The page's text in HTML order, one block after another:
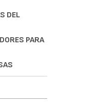
DEL
PARA